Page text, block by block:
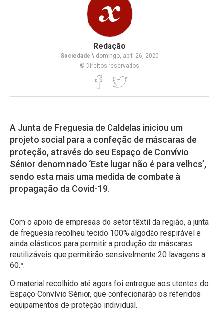
Redação
Sociedade \ domingo, abril 26, 2020
© Direitos reservados
A Junta de Freguesia de Caldelas iniciou um
projeto social para a confeção de máscaras de
proteção, através do seu Espaço de Convívio
Sénior denominado ‘Este lugar não é para velhos’,
sendo esta mais uma medida de combate à
propagação da Covid-19.
Com o apoio de empresas do setor têxtil da região, a junta
de freguesia recolheu tecido 100% algodão respirável e
ainda elásticos para permitir a produção de máscaras
reutilizáveis que permitirão sensivelmente 20 lavagens a
60.º.
O material recolhido até agora foi entregue aos utentes do
Espaço Convívio Sénior, que confecionarão os referidos
equipamentos de proteção individual.